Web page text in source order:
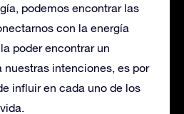
podemos encontrar las
con la energía
poder encontrar un
nuestras intenciones, es por
influir en cada uno de los